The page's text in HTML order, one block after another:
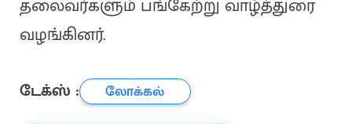
தலைவர்களும் பங்கேற்று வாழ்த்துரை
வழங்கினர்.
டேக்ஸ் :
லோக்கல்